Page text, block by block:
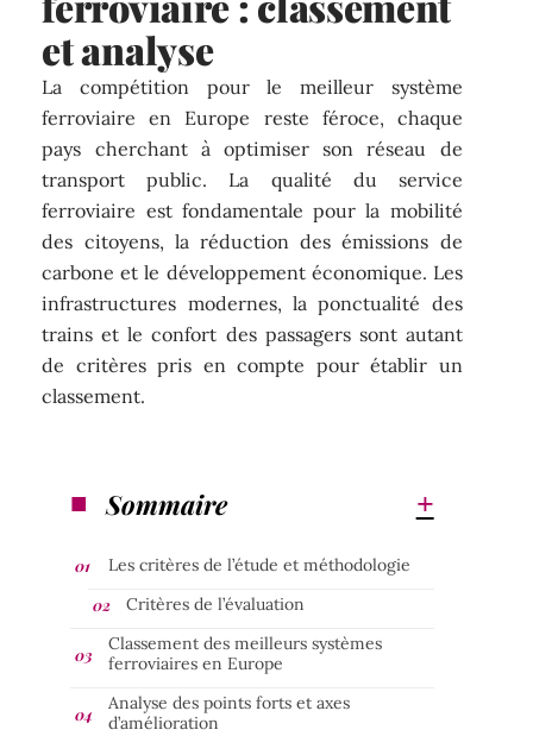
et analyse
La compétition pour le meilleur système
ferroviaire en Europe reste féroce, chaque
pays cherchant à optimiser son réseau de
transport public. La qualité du service
ferroviaire est fondamentale pour la mobilité
des citoyens, la réduction des émissions de
carbone et le développement économique. Les
infrastructures modernes, la ponctualité des
trains et le confort des passagers sont autant
de critères pris en compte pour établir un
classement.
Sommaire
Les critères de l’étude et méthodologie
Critères de l’évaluation
Classement des meilleurs systèmes
ferroviaires en Europe
Analyse des points forts et axes
d’amélioration